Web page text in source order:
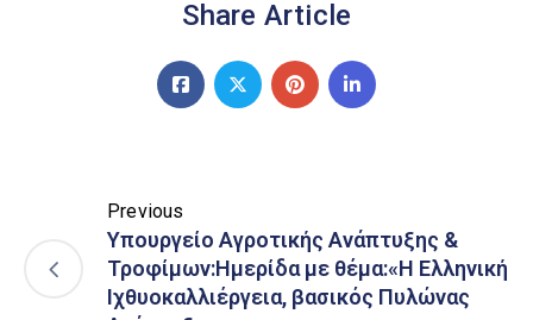
Share Article
Previous
Υπουργείο Αγροτικής Ανάπτυξης &
Τροφίμων:Ημερίδα με θέμα:«Η Ελληνική
Ιχθυοκαλλιέργεια, βασικός Πυλώνας